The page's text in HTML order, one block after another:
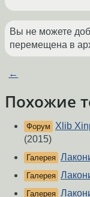
Вы не можете
перемещена в
←
Похожие
Форум
Xlib
(2015)
Галерея
Галерея
Галерея